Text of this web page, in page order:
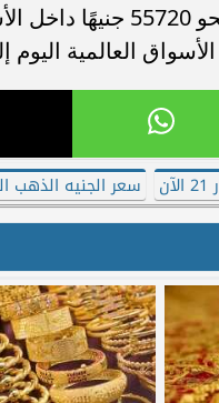
اليوم إلى نحو
سعر الجنيه الذهب